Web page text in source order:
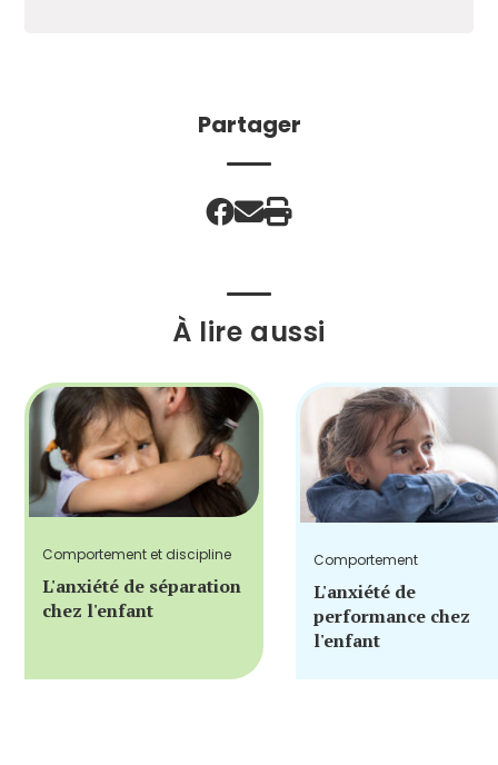
Partager
À lire aussi
Comportement et discipline
L'anxiété de séparation
chez l'enfant
Comportement
L'anxiété de
performance chez
l'enfant